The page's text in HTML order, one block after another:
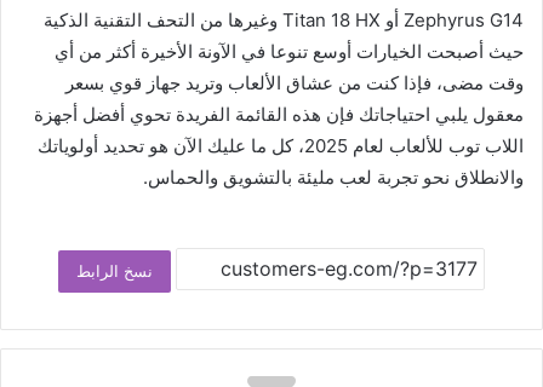
Zephyrus G14 أو Titan 18 HX وغيرها من التحف التقنية الذكية
حيث أصبحت الخيارات أوسع تنوعا في الآونة الأخيرة أكثر من أي
وقت مضى، فإذا كنت من عشاق الألعاب وتريد جهاز قوي بسعر
معقول يلبي احتياجاتك فإن هذه القائمة الفريدة تحوي أفضل أجهزة
اللاب توب للألعاب لعام 2025، كل ما عليك الآن هو تحديد أولوياتك
والانطلاق نحو تجربة لعب مليئة بالتشويق والحماس.
نسخ الرابط